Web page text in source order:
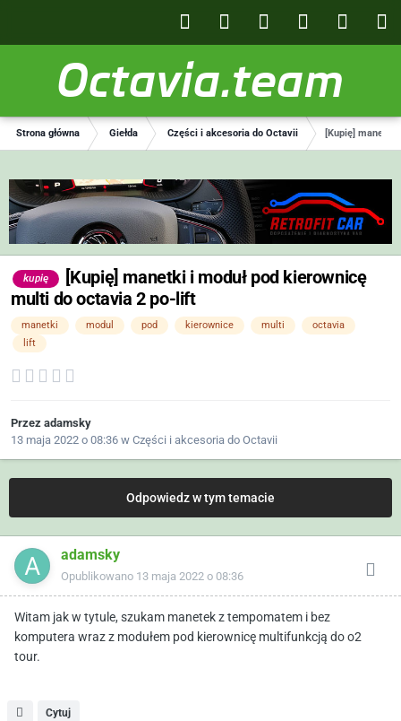
Octavia.team
Strona główna Giełda Części i akcesoria do Octavii [Kupię] manetki
kupię
[Kupię] manetki i moduł pod kierownicę
multi do octavia 2 po-lift
manetki modul pod kierownice multi
octavia
lift
Przez adamsky
13 maja 2022 o 08:36 w Części i akcesoria do Octavii
Odpowiedz w tym temacie
adamsky
Opublikowano 13 maja 2022 o 08:36
Witam jak w tytule, szukam manetek z tempomatem i bez
komputera wraz z modułem pod kierownicę multifunkcją do o2
tour.
Cytuj